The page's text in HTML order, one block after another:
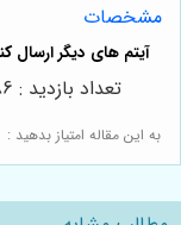
مشخصات
به این مقاله امتیاز بدهید :
تعداد بازدید : 286